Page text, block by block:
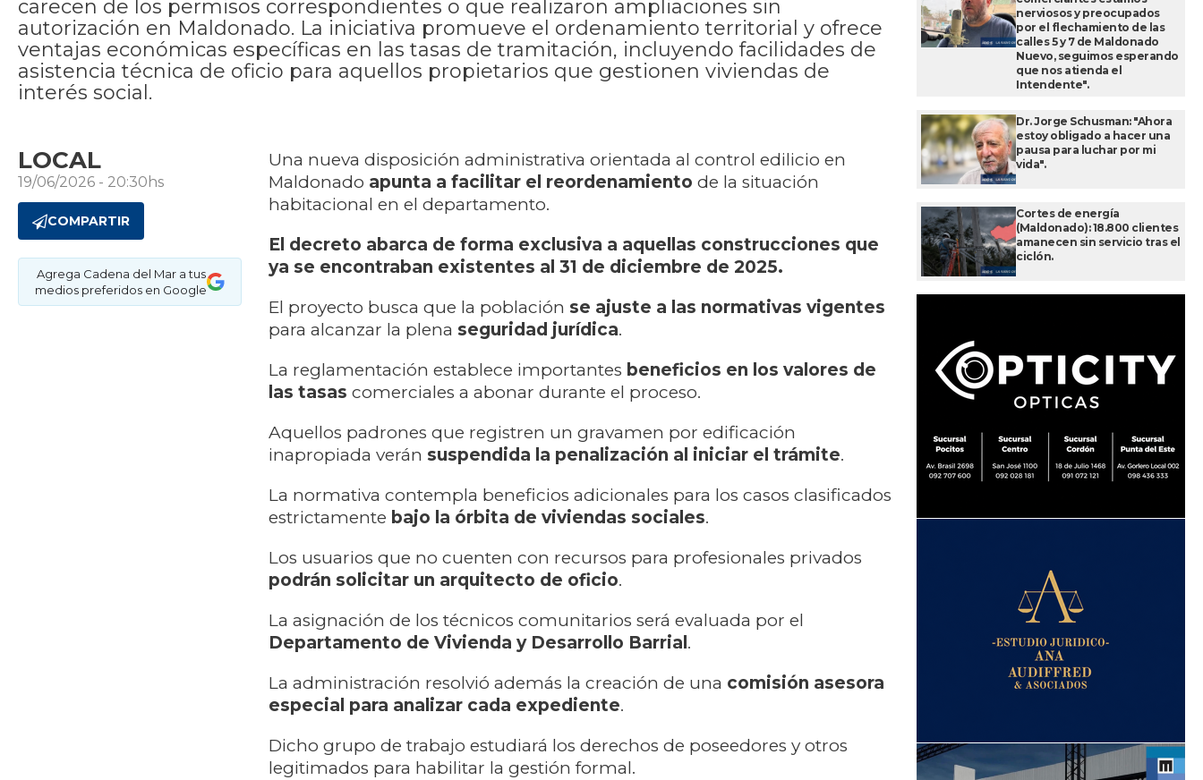
carecen de los permisos correspondientes o que realizaron ampliaciones sin
autorización en Maldonado. La iniciativa promueve el ordenamiento territorial y ofrece
ventajas económicas específicas en las tasas de tramitación, incluyendo facilidades de
asistencia técnica de oficio para aquellos propietarios que gestionen viviendas de
interés social.
LOCAL
19/06/2026 - 20:30hs
COMPARTIR
Agrega Cadena del Mar a tus
medios preferidos en Google
Una nueva disposición administrativa orientada al control edilicio en
Maldonado apunta a facilitar el reordenamiento de la situación
habitacional en el departamento.
El decreto abarca de forma exclusiva a aquellas construcciones que
ya se encontraban existentes al 31 de diciembre de 2025.
El proyecto busca que la población se ajuste a las normativas vigentes
para alcanzar la plena seguridad jurídica.
La reglamentación establece importantes beneficios en los valores de
las tasas comerciales a abonar durante el proceso.
Aquellos padrones que registren un gravamen por edificación
inapropiada verán suspendida la penalización al iniciar el trámite.
La normativa contempla beneficios adicionales para los casos clasificados
estrictamente bajo la órbita de viviendas sociales.
Los usuarios que no cuenten con recursos para profesionales privados
podrán solicitar un arquitecto de oficio.
La asignación de los técnicos comunitarios será evaluada por el
Departamento de Vivienda y Desarrollo Barrial .
La administración resolvió además la creación de una comisión asesora
especial para analizar cada expediente.
Dicho grupo de trabajo estudiará los derechos de poseedores y otros
legitimados para habilitar la gestión formal.
nerviosos y preocupados
por el flechamiento de las
calles 5 y 7 de Maldonado
Nuevo, seguimos esperando
que nos atienda el
Intendente".
Dr. Jorge Schusman: "Ahora
estoy obligado a hacer una
pausa para luchar por mi
vida".
Cortes de energía
(Maldonado): 18.800 clientes
amanecen sin servicio tras el
ciclón.